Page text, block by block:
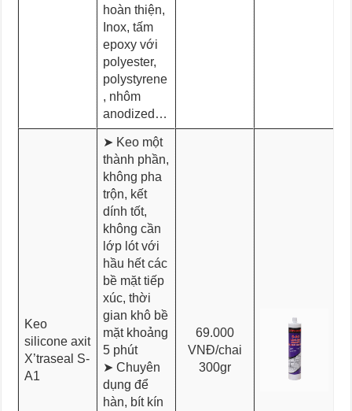
hoàn thiện,
Inox, tấm
epoxy với
polyester,
polystyrene
, nhôm
anodized…
Keo
silicone axit
X’traseal S-
A1
➤ Keo một
thành phần,
không pha
trộn, kết
dính tốt,
không cần
lớp lót với
hầu hết các
bề mặt tiếp
xúc, thời
gian khô bề
mặt khoảng
5 phút
➤ Chuyên
dụng để
hàn, bít kín
69.000
VNĐ/chai
300gr